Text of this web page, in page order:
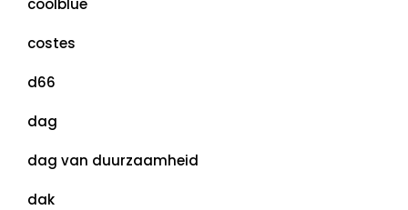
coolblue
costes
d66
dag
dag van duurzaamheid
dak